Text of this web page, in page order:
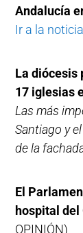
Andalucía
Ir a la
La diócesis
17 iglesias
Las más
Santiago y
de la
El
hospital del
OPINIÓN)